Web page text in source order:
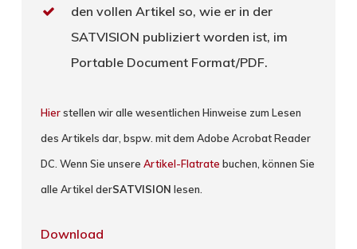
den vollen Artikel so, wie er in der
SATVISION publiziert worden ist, im
Portable Document Format/PDF.
Hierstellen wir alle wesentlichen Hinweise zum Lesen
des Artikels dar, bspw. mit dem Adobe Acrobat Reader
DC. Wenn Sie unsereArtikel-Flatrate buchen, können Sie
alle Artikel derSATVISION lesen.
Download